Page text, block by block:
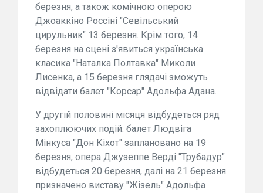
березня, а також комічною оперою
Джоаккіно Россіні "Севільський
цирульник" 13 березня. Крім того, 14
березня на сцені з'явиться українська
класика "Наталка Полтавка" Миколи
Лисенка, а 15 березня глядачі зможуть
відвідати балет "Корсар" Адольфа Адана.
У другій половині місяця відбудеться ряд
захоплюючих подій: балет Людвіга
Мінкуса "Дон Кіхот" заплановано на 19
березня, опера Джузеппе Верді "Трубадур"
відбудеться 20 березня, далі на 21 березня
призначено виставу "Жізель" Адольфа